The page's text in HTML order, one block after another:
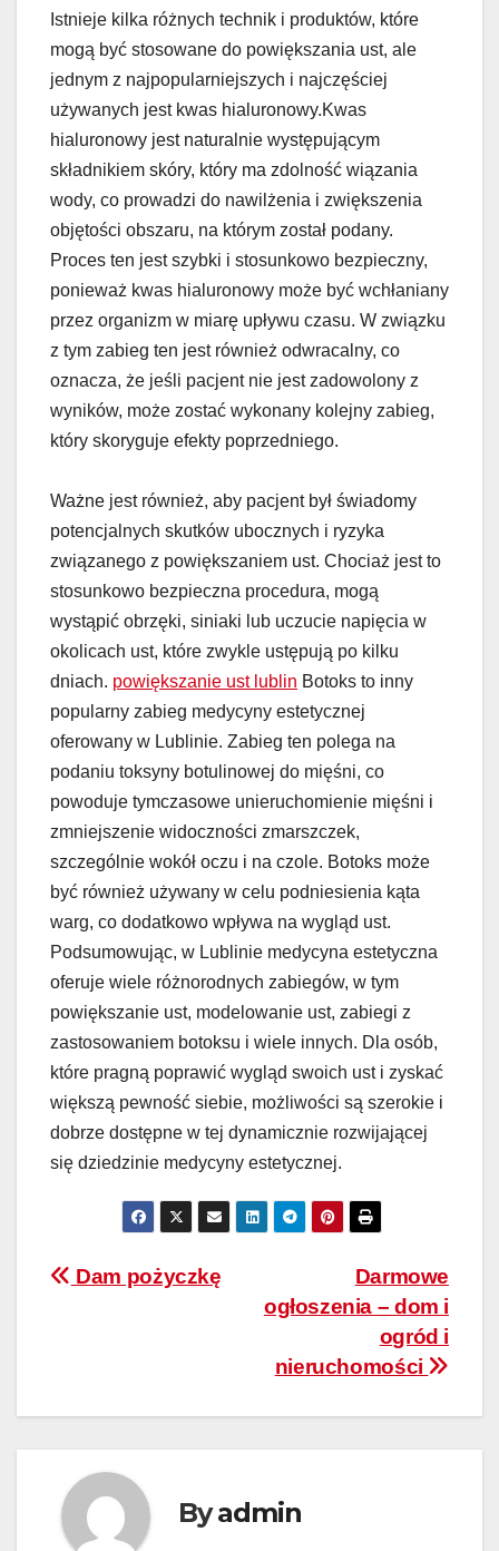
Istnieje kilka różnych technik i produktów, które
mogą być stosowane do powiększania ust, ale
jednym z najpopularniejszych i najczęściej
używanych jest kwas hialuronowy.Kwas
hialuronowy jest naturalnie występującym
składnikiem skóry, który ma zdolność wiązania
wody, co prowadzi do nawilżenia i zwiększenia
objętości obszaru, na którym został podany.
Proces ten jest szybki i stosunkowo bezpieczny,
ponieważ kwas hialuronowy może być wchłaniany
przez organizm w miarę upływu czasu. W związku
z tym zabieg ten jest również odwracalny, co
oznacza, że jeśli pacjent nie jest zadowolony z
wyników, może zostać wykonany kolejny zabieg,
który skoryguje efekty poprzedniego.
Ważne jest również, aby pacjent był świadomy
potencjalnych skutków ubocznych i ryzyka
związanego z powiększaniem ust. Chociaż jest to
stosunkowo bezpieczna procedura, mogą
wystąpić obrzęki, siniaki lub uczucie napięcia w
okolicach ust, które zwykle ustępują po kilku
dniach. powiększanie ust lublin Botoks to inny
popularny zabieg medycyny estetycznej
oferowany w Lublinie. Zabieg ten polega na
podaniu toksyny botulinowej do mięśni, co
powoduje tymczasowe unieruchomienie mięśni i
zmniejszenie widoczności zmarszczek,
szczególnie wokół oczu i na czole. Botoks może
być również używany w celu podniesienia kąta
warg, co dodatkowo wpływa na wygląd ust.
Podsumowując, w Lublinie medycyna estetyczna
oferuje wiele różnorodnych zabiegów, w tym
powiększanie ust, modelowanie ust, zabiegi z
zastosowaniem botoksu i wiele innych. Dla osób,
które pragną poprawić wygląd swoich ust i zyskać
większą pewność siebie, możliwości są szerokie i
dobrze dostępne w tej dynamicznie rozwijającej
się dziedzinie medycyny estetycznej.
Nawigacja
Darmowe
ogłoszenia – dom i
ogród i
nieruchomości
Dam pożyczkę
Byadmin